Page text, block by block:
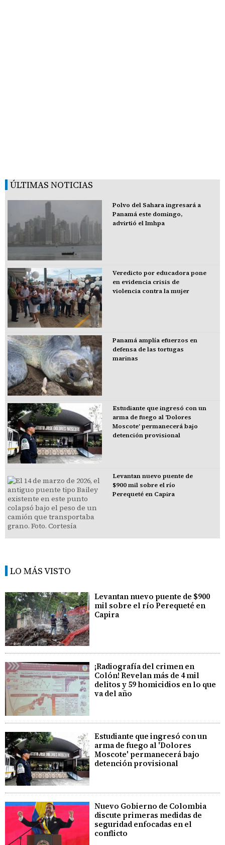
ÚLTIMAS NOTICIAS
Polvo del Sahara ingresará a
Panamá este domingo,
advirtió el Imhpa
Veredicto por educadora pone
en evidencia crisis de
violencia contra la mujer
Panamá amplía efuerzos en
defensa de las tortugas
marinas
Estudiante que ingresó con un
arma de fuego al 'Dolores
Moscote' permanecerá bajo
detención provisional
Levantan nuevo puente de
$900 mil sobre el río
Perequeté en Capira
LO MÁS VISTO
Levantan nuevo puente de $900
mil sobre el río Perequeté en
Capira
¡Radiografía del crimen en
Colón! Revelan más de 4 mil
delitos y 59 homicidios en lo que
va del año
Estudiante que ingresó con un
arma de fuego al 'Dolores
Moscote' permanecerá bajo
detención provisional
Nuevo Gobierno de Colombia
discute primeras medidas de
seguridad enfocadas en el
conflicto